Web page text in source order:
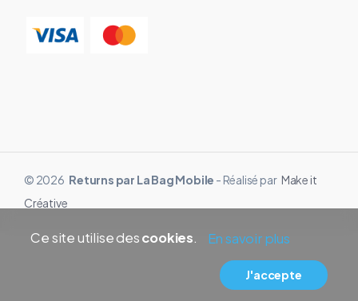
© 2026 Returns par La Bag Mobile - Réalisé par Make it
Créative
Ce site utilise descookies. En savoir plus
J'accepte